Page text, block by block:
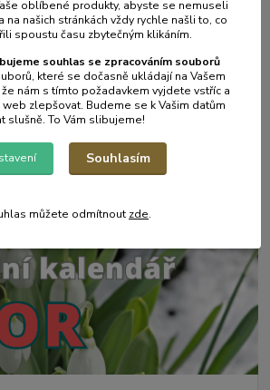
- skvělý pomocník na zahradu.
oblíbené produkty, abyste se nemuseli
našich stránkách vždy rychle našli to, co
spoustu času zbytečným klikáním.
souhlas se zpracováním souborů
které se dočasně ukládají na Vašem
nám s tímto požadavkem vyjdete vstříc a
zlepšovat. Budeme se k Vašim datům
slušně. To Vám slibujeme!
Souhlasím
můžete odmítnout zde.